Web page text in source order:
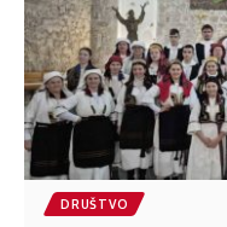
DRUŠTVO